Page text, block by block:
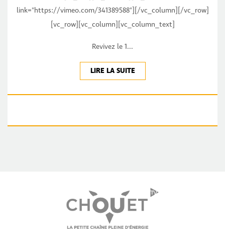
link="https://vimeo.com/341389588"][/vc_column][/vc_row]
[vc_row][vc_column][vc_column_text]
Revivez le 1...
LIRE LA SUITE